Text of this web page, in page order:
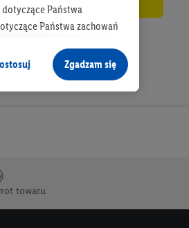
towaru
Państwa
Państwa zachowań
o dane z innych
również przez różne
na urządzeniach
grup docelowych,
konkretnych treści.
Zgadzam się